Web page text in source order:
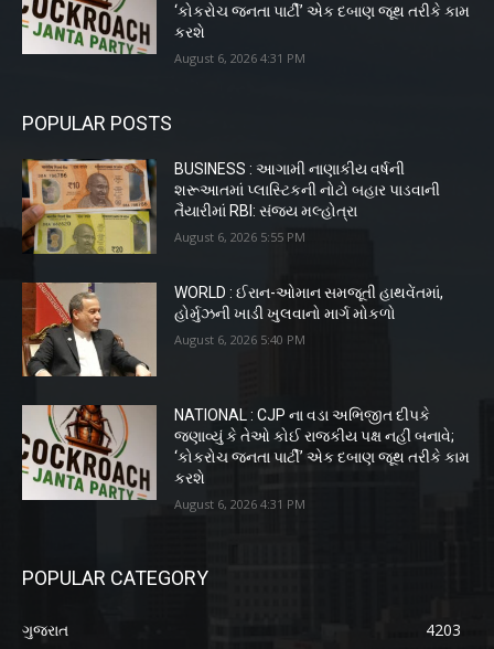
‘કોકરોચ જનતા પાર્ટી’ એક દબાણ જૂથ તરીકે કામ
કરશે
August 6, 2026 4:31 PM
POPULAR POSTS
BUSINESS : આગામી નાણાકીય વર્ષની
શરૂઆતમાં પ્લાસ્ટિકની નોટો બહાર પાડવાની
તૈયારીમાં RBI: સંજય મલ્હોત્રા
August 6, 2026 5:55 PM
WORLD : ઈરાન-ઓમાન સમજૂતી હાથવેંતમાં,
હોર્મુઝની ખાડી ખુલવાનો માર્ગ મોકળો
August 6, 2026 5:40 PM
NATIONAL : CJP ના વડા અભિજીત દીપકે
જણાવ્યું કે તેઓ કોઈ રાજકીય પક્ષ નહીં બનાવે;
‘કોકરોચ જનતા પાર્ટી’ એક દબાણ જૂથ તરીકે કામ
કરશે
August 6, 2026 4:31 PM
POPULAR CATEGORY
ગુજરાત
4203